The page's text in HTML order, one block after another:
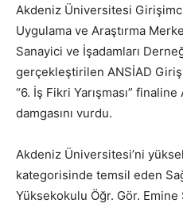
Akdeniz Üniversitesi
Uygulama ve Araştırma
Sanayici ve İşadamları
gerçekleştirilen ANSİAD
“6. İş Fikri Yarışması”
damgasını vurdu.
Akdeniz Üniversitesi’ni
kategorisinde temsil eden
Yüksekokulu Öğr. Gör. Emine